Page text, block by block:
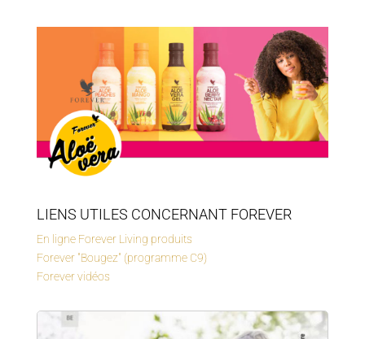
LIENS UTILES CONCERNANT FOREVER
En ligne Forever Living produits
Forever "Bougez" (programme C9)
Forever vidéos